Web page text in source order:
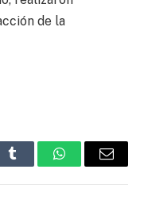
de la
Tumblr WhatsAppEmail